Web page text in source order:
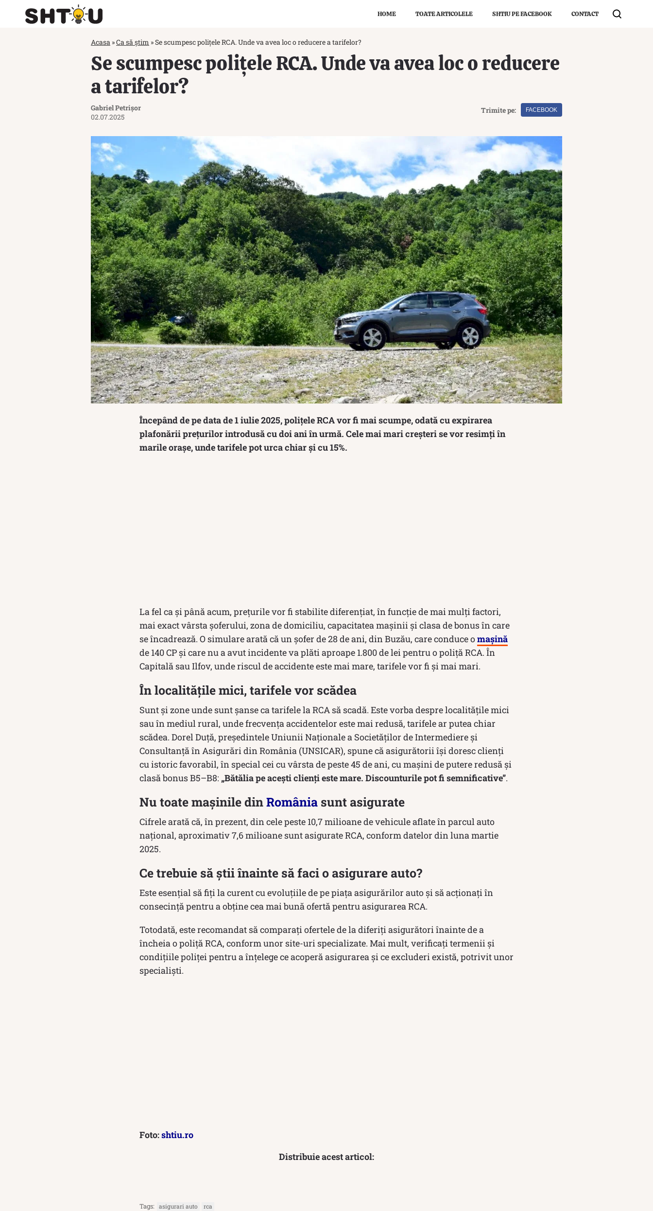
HOME TOATE ARTICOLELE SHTIU PE FACEBOOK CONTACT
Acasa »Ca să știm »Se scumpesc polițele RCA. Unde va avea loc o reducere a tarifelor?
Se scumpesc polițele RCA. Unde va avea loc o reducere
a tarifelor?
Gabriel Petrișor
02.07.2025
Trimite pe: FACEBOOK
Începând de pe data de 1 iulie 2025, polițele RCA vor fi mai scumpe, odată cu expirarea
plafonării prețurilor introdusă cu doi ani în urmă. Cele mai mari creșteri se vor resimți în
marile orașe, unde tarifele pot urca chiar și cu 15%.
La fel ca și până acum, prețurile vor fi stabilite diferențiat, în funcție de mai mulți factori,
mai exact vârsta șoferului, zona de domiciliu, capacitatea mașinii și clasa de bonus în care
se încadrează. O simulare arată că un șofer de 28 de ani, din Buzău, care conduce omașină
de 140 CP și care nu a avut incidente va plăti aproape 1.800 de lei pentru o poliță RCA. În
Capitală sau Ilfov, unde riscul de accidente este mai mare, tarifele vor fi și mai mari.
În localitățile mici, tarifele vor scădea
Sunt și zone unde sunt șanse ca tarifele la RCA să scadă. Este vorba despre localitățile mici
sau în mediul rural, unde frecvența accidentelor este mai redusă, tarifele ar putea chiar
scădea. Dorel Duță, președintele Uniunii Naţionale a Societăţilor de Intermediere şi
Consultanţă în Asigurări din România (UNSICAR), spune că asigurătorii își doresc clienți
cu istoric favorabil, în special cei cu vârsta de peste 45 de ani, cu mașini de putere redusă și
clasă bonus B5–B8: „Bătălia pe acești clienți este mare. Discounturile pot fi semnificative”.
Nu toate mașinile dinRomânia sunt asigurate
Cifrele arată că, în prezent, din cele peste 10,7 milioane de vehicule aflate în parcul auto
național, aproximativ 7,6 milioane sunt asigurate RCA, conform datelor din luna martie
2025.
Ce trebuie să știi înainte să faci o asigurare auto?
Este esențial să fiți la curent cu evoluțiile de pe piața asigurărilor auto și să acționați în
consecință pentru a obține cea mai bună ofertă pentru asigurarea RCA.
Totodată, este recomandat să comparați ofertele de la diferiți asigurători înainte de a
încheia o poliță RCA, conform unor site-uri specializate. Mai mult, verificați termenii și
condițiile poliței pentru a înțelege ce acoperă asigurarea și ce excluderi există, potrivit unor
specialiști.
Foto:shtiu.ro
Distribuie acest articol:
Tags: asigurari auto rca